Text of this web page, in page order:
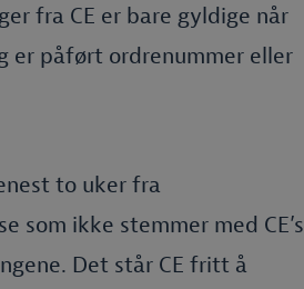
fra CE er bare gyldige når
er påført ordrenummer eller
to uker fra
som ikke stemmer med CE’s
Det står CE fritt å